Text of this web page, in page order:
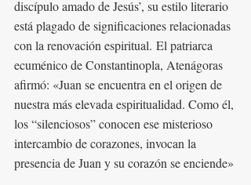
discípulo amado de Jesús’, su estilo literario
está plagado de significaciones relacionadas
con la renovación espiritual. El patriarca
ecuménico de Constantinopla, Atenágoras
afirmó: «Juan se encuentra en el origen de
nuestra más elevada espiritualidad. Como él,
los “silenciosos” conocen ese misterioso
intercambio de corazones, invocan la
presencia de Juan y su corazón se enciende»